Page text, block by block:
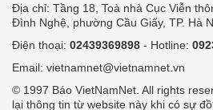
Địa chỉ: Tầng 18, Toà nhà Cục Viễn
Đình Nghệ, phường Cầu Giấy, TP. Hà
Điện thoại: 02439369898 - Hotline:
Email: vietnamnet@vietnamnet.vn
© 1997 Báo VietNamNet. All rights
lại thông tin từ website này khi có sự